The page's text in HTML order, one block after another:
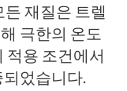
재질은 트렐
극한의 온도
적용 조건에서
었습니다.